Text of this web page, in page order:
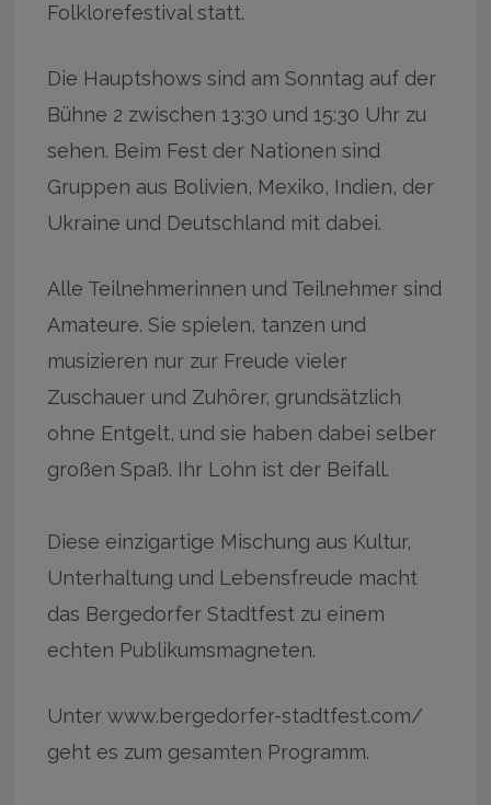
Folklorefestival statt.
Die Hauptshows sind am Sonntag auf der
Bühne 2 zwischen 13:30 und 15:30 Uhr zu
sehen. Beim Fest der Nationen sind
Gruppen aus Bolivien, Mexiko, Indien, der
Ukraine und Deutschland mit dabei.
Alle Teilnehmerinnen und Teilnehmer sind
Amateure. Sie spielen, tanzen und
musizieren nur zur Freude vieler
Zuschauer und Zuhörer, grundsätzlich
ohne Entgelt, und sie haben dabei selber
großen Spaß. Ihr Lohn ist der Beifall.
Diese einzigartige Mischung aus Kultur,
Unterhaltung und Lebensfreude macht
das Bergedorfer Stadtfest zu einem
echten Publikumsmagneten.
Unter www.bergedorfer-stadtfest.com/
geht es zum gesamten Programm.